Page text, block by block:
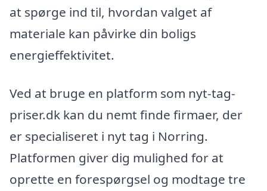
at spørge ind til, hvordan valget af
materiale kan påvirke din boligs
energieffektivitet.
Ved at bruge en platform som nyt-tag-
priser.dk kan du nemt finde firmaer, der
er specialiseret i nyt tag i Norring.
Platformen giver dig mulighed for at
oprette en forespørgsel og modtage tre